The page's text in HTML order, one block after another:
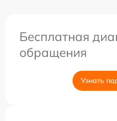
Бесплатная
обращения
Узнать